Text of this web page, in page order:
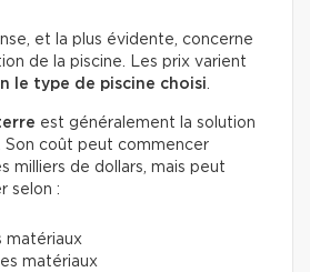
et la plus évidente, concerne
de la piscine. Les prix varient
le type de piscine choisi.
est généralement la solution
Son coût peut commencer
milliers de dollars, mais peut
selon :
matériaux
matériaux